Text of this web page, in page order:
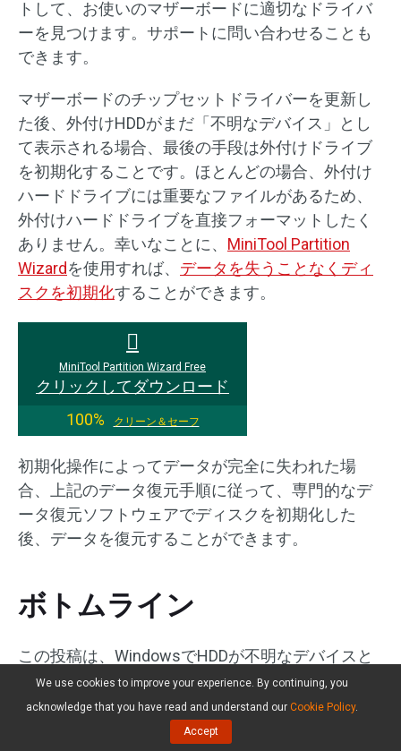
トして、お使いのマザーボードに適切なドライバ
ーを見つけます。サポートに問い合わせることも
できます。
マザーボードのチップセットドライバーを更新し
た後、外付けHDDがまだ「不明なデバイス」とし
て表示される場合、最後の手段は外付けドライブ
を初期化することです。ほとんどの場合、外付け
ハードドライブには重要なファイルがあるため、
外付けハードドライブを直接フォーマットしたく
ありません。幸いなことに、 MiniTool Partition
Wizardを使用すれば、 データを失うことなくディ
スクを初期化することができます。
MiniTool Partition Wizard Free
クリックしてダウンロード
100%
クリーン＆セーフ
初期化操作によってデータが完全に失われた場
合、上記のデータ復元手順に従って、専門的なデ
ータ復元ソフトウェアでディスクを初期化した
後、データを復元することができます。
ボトムライン
この投稿は、WindowsでHDDが不明なデバイスと
して表示されたエラーを解決するために、詳細な
手順で4つの解決策を提供します。エラーの修復中
に予期せずデータを紛失した場合、データ復元ソ
We use cookies to improve your experience. By continuing, you
acknowledge that you have read and understand our Cookie Policy.
Accept